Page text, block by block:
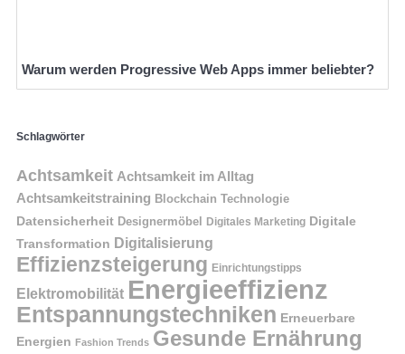
Warum werden Progressive Web Apps immer beliebter?
Schlagwörter
Achtsamkeit Achtsamkeit im Alltag
Achtsamkeitstraining Blockchain Technologie
Datensicherheit Designermöbel Digitales Marketing Digitale
Transformation Digitalisierung
Effizienzsteigerung Einrichtungstipps
Elektromobilität Energieeffizienz
Entspannungstechniken Erneuerbare
Energien Fashion Trends Gesunde Ernährung